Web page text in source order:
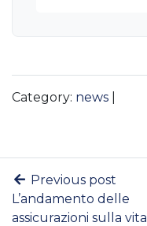
Category: news
Previous post
L’andamento delle
assicurazioni sulla vita